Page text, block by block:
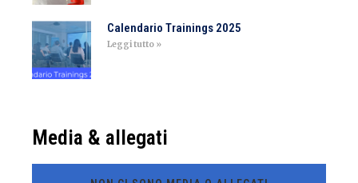
Calendario Trainings 2025
Leggi tutto »
Media & allegati